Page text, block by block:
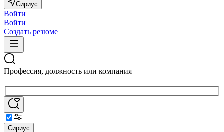
Сириус
Войти
Войти
Создать резюме
Профессия, должность или компания
Сириус